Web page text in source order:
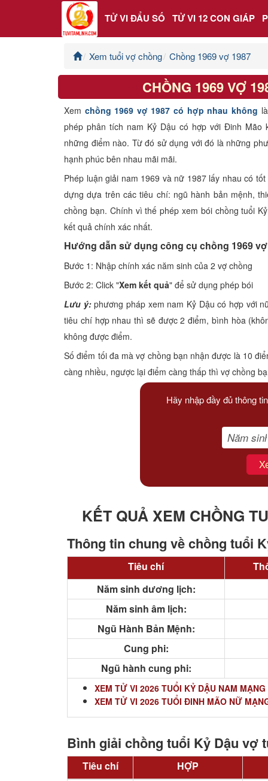
TỬ VI ĐẨU SỐ TỬ VI 12 CON GIÁP
Tử Vi Đẩu Số
Tử Vi 12 Con Giáp
Văn Hoa Tâm linh
Cung hoàng đạo
Xem tuổi vợ chồng Chồng 1969 vợ 1987
CHỒNG 1969 VỢ
Xem chồng 1969 vợ 1987 có hợp nhau không
phép phân tích nam Kỷ Dậu có hợp với Đinh
những điểm nào. Từ đó sử dụng với đó là những
hạnh phúc bên nhau mãi mãi.
Phép luận giải nam 1969 và nữ 1987 lấy nhau có
dựng dựa trên các tiêu chí: ngũ hành bản mệnh,
chồng bạn. Chính vì thế phép xem bói chồng tuổi
kết quả chính xác nhất.
Hướng dẫn sử dụng công cụ chồng 1969
Bước 1: Nhập chính xác năm sinh của 2 vợ chồng
Bước 2: Click "Xem kết quả" để sử dụng phép bói
Lưu ý:phương pháp xem nam Kỷ Dậu có hợp với
tiêu chí hợp nhau thì sẽ được 2 điểm, bình hòa
không được điểm.
Số điểm tối đa mà vợ chồng bạn nhận được là 10
càng nhiều, ngược lại điểm càng thấp thì vợ chồng
Hãy nhập đầy đủ thông
KẾT QUẢ XEM CHỒNG
Thông tin chung về chồng tuổi
Tiêu chí
Năm sinh dương lịch:
Năm sinh âm lịch:
Ngũ Hành Bản Mệnh:
Cung phi:
Ngũ hành cung phi:
XEM TỬ VI 2026 TUỔI KỶ DẬU NAM MẠNG
XEM TỬ VI 2026 TUỔI ĐINH MÃO NỮ
Bình giải chồng tuổi Kỷ Dậu vợ
Tiêu chí HỢP